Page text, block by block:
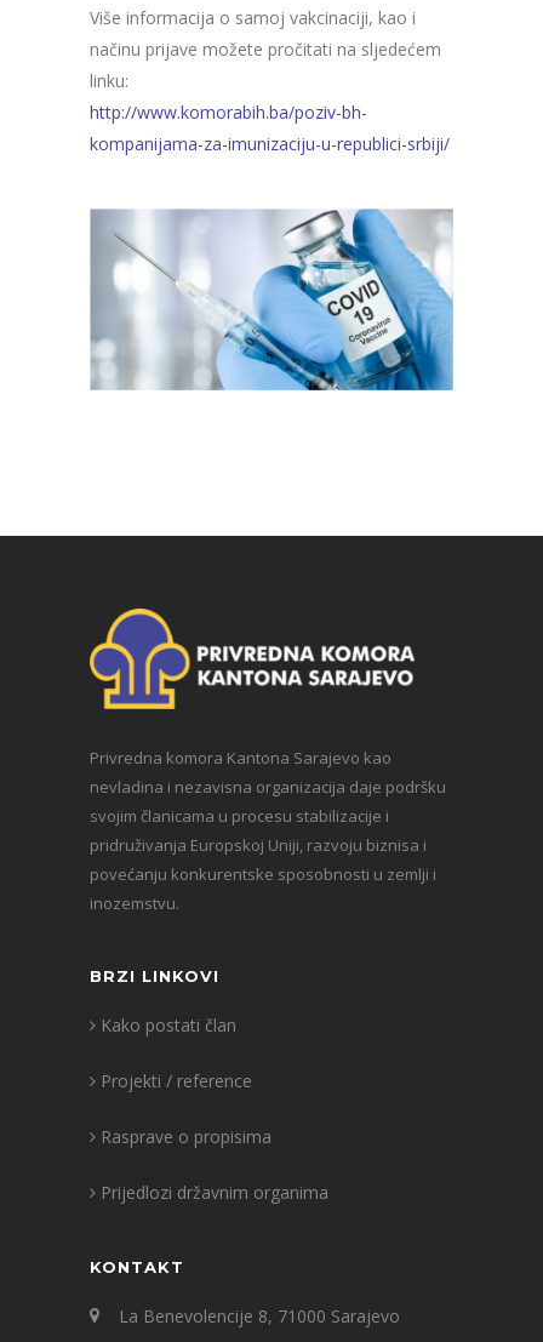
Više informacija o samoj vakcinaciji, kao i
načinu prijave možete pročitati na sljedećem
linku:
http://www.komorabih.ba/poziv-bh-
kompanijama-za-imunizaciju-u-republici-srbiji/
Privredna komora Kantona Sarajevo kao
nevladina i nezavisna organizacija daje podršku
svojim članicama u procesu stabilizacije i
pridruživanja Europskoj Uniji, razvoju biznisa i
povećanju konkurentske sposobnosti u zemlji i
inozemstvu.
BRZI LINKOVI
Kako postati član
Projekti / reference
Rasprave o propisima
Prijedlozi državnim organima
KONTAKT
La Benevolencije 8, 71000 Sarajevo